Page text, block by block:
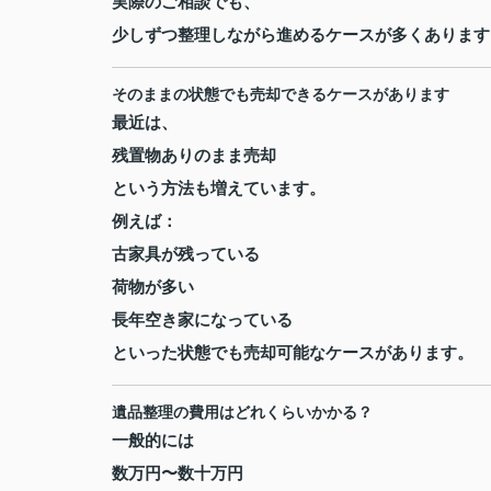
少しずつ整理しながら進めるケースが多くありま
そのままの状態でも売却できるケースがあります
最近は、
残置物ありのまま売却
という方法も増えています。
例えば：
古家具が残っている
荷物が多い
長年空き家になっている
といった状態でも売却可能なケースがあります。
遺品整理の費用はどれくらいかかる？
一般的には
数万円〜数十万円